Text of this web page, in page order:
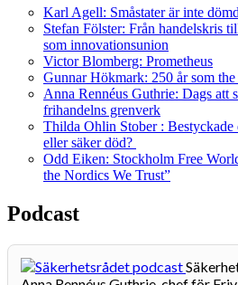
Karl Agell: Småstater är inte
Stefan Fölster: Från handelskris
som innovationsunion
Victor Blomberg: Prometheus
Gunnar Hökmark: 250 år som
Anna Rennéus Guthrie: Dags att
frihandelns grenverk
Thilda Ohlin Stober :
eller säker död?
Odd Eiken: Stockholm Free
the Nordics We Trust”
Podcast